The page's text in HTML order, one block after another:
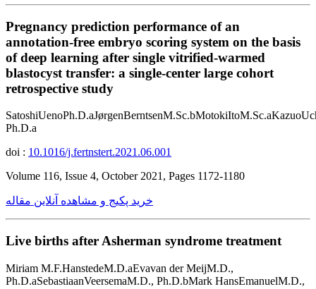
Pregnancy prediction performance of an
annotation-free embryo scoring system on the basis
of deep learning after single vitrified-warmed
blastocyst transfer: a single-center large cohort
retrospective study
Ph.D.a
doi : 10.1016/j.fertnstert.2021.06.001
Volume 116, Issue 4, October 2021, Pages 1172-1180
خرید پکیج و مشاهده آنلاین مقاله
Live births after Asherman syndrome treatment
Miriam M.F.HanstedeM.D.aEvavan der MeijM.D.,
Ph.D.aSebastiaanVeersemaM.D., Ph.D.bMark HansEmanuelM.D.,